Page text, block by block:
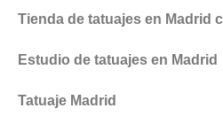
Tienda de tatuajes en Madrid
Estudio de tatuajes en Madrid
Tatuaje Madrid